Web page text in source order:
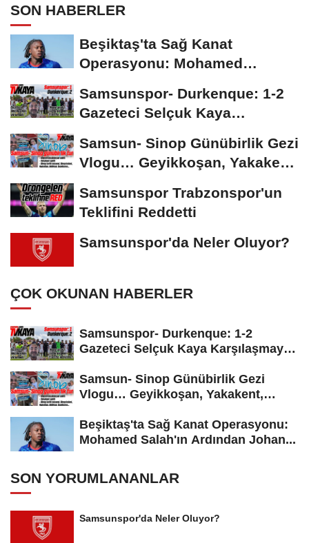
SON HABERLER
Beşiktaş'ta Sağ Kanat
Operasyonu: Mohamed
Samsunspor- Durkenque: 1-2
Gazeteci Selçuk Kaya
Samsun- Sinop Günübirlik Gezi
Vlogu… Geyikkoşan, Yakakent,
Samsunspor Trabzonspor'un
Teklifini Reddetti
Samsunspor'da Neler Oluyor?
ÇOK OKUNAN HABERLER
Samsunspor- Durkenque: 1-2
Gazeteci Selçuk Kaya Karşılaşmayı
Samsun- Sinop Günübirlik Gezi
Vlogu… Geyikkoşan, Yakakent,
Beşiktaş'ta Sağ Kanat Operasyonu:
Mohamed Salah'ın Ardından Johan...
SON YORUMLANANLAR
Samsunspor'da Neler Oluyor?